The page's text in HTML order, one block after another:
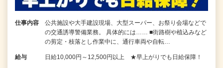
仕事内容
公共施設や大手建設現場、大型スーパー、お祭り会場などで
の交通誘導警備業務。 具体的には…… ■街路樹や植込みなど
の剪定・枝落とし作業中に、通行車両や自転…
給与 日給10,000円～12,500円以上 ★早上がりでも日給保障！